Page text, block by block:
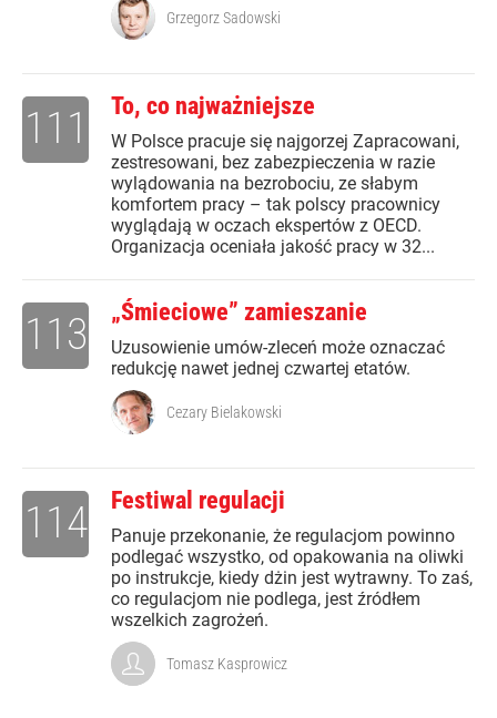
Grzegorz Sadowski
To, co najważniejsze
W Polsce pracuje się najgorzej Zapracowani,
zestresowani, bez zabezpieczenia w razie
wylądowania na bezrobociu, ze słabym
komfortem pracy – tak polscy pracownicy
wyglądają w oczach ekspertów z OECD.
Organizacja oceniała jakość pracy w 32...
111
„Śmieciowe” zamieszanie
Uzusowienie umów-zleceń może oznaczać
redukcję nawet jednej czwartej etatów.
113
Cezary Bielakowski
Festiwal regulacji
Panuje przekonanie, że regulacjom powinno
podlegać wszystko, od opakowania na oliwki
po instrukcje, kiedy dżin jest wytrawny. To zaś,
co regulacjom nie podlega, jest źródłem
wszelkich zagrożeń.
114
Tomasz Kasprowicz